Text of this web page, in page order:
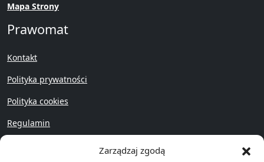
Zarządzaj zgodą
Mapa Strony
Prawomat
Kontakt
Polityka prywatności
Polityka cookies
Regulamin